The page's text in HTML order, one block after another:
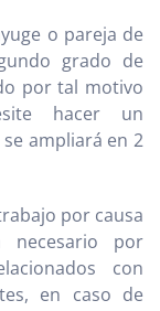
o pareja de
grado de
por tal motivo
hacer un
ampliará en 2
por causa
necesario por
con
en caso de